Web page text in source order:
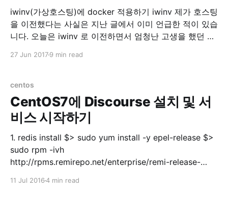
iwinv(가상호스팅)에 docker 적용하기 iwinv 제가 호스팅
을 이전했다는 사실은 지난 글에서 이미 언급한 적이 있습
니다. 오늘은 iwinv 로 이전하면서 엄청난 고생을 했던 경
용을 하는 것에
27 Jun 20179 min read
centos
CentOS7에 Discourse 설치 및 서
비스 시작하기
1. redis install $> sudo yum install -y epel-release $>
sudo rpm -ivh
http://rpms.remirepo.net/enterprise/remi-release-
11 Jul 20164 min read